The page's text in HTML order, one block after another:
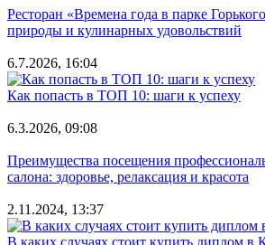
Ресторан «Времена года в парке
природы и кулинарных удовольствий
6.7.2026, 16:04
Как попасть в ТОП 10: шаги к успеху
6.3.2026, 09:08
Преимущества посещения
салона: здоровье, релаксация и красота
2.11.2024, 13:37
В каких случаях стоит купить диплом в